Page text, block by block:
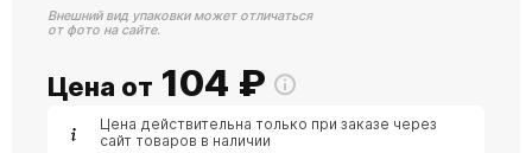
Внешний вид упаковки может отличаться
от фото на сайте.
Цена от 104 ₽
Цена действительна только при заказе через
сайт товаров в наличии